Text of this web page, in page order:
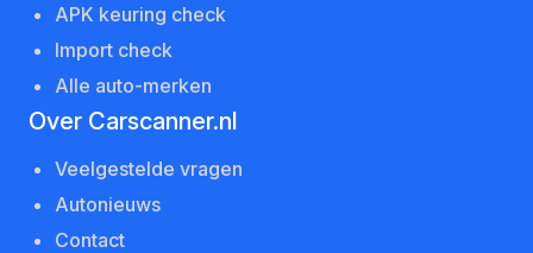
APK keuring check
Import check
Alle auto-merken
Over Carscanner.nl
Veelgestelde vragen
Autonieuws
Contact